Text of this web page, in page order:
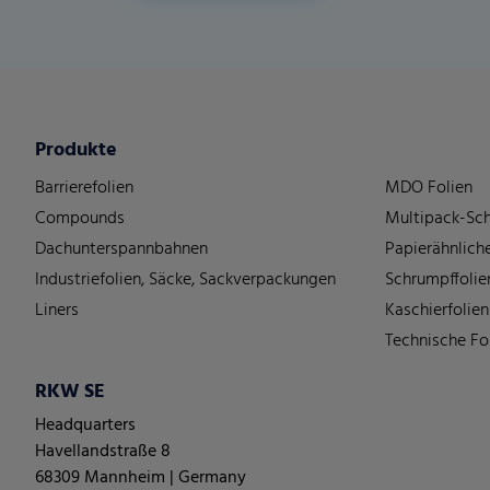
Produkte
Barrierefolien
Compounds
Dachunterspannbahnen
Industriefolien, Säcke, Sackverpackungen
Liners
MDO Folien
Multipack-
Kaschierfolien
Technische
RKW SE
Headquarters
Havellandstraße 8
68309 Mannheim | Germany